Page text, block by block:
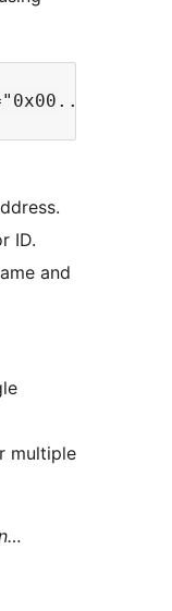
ID.
and
multiple